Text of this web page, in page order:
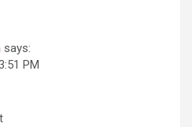
says:
PM